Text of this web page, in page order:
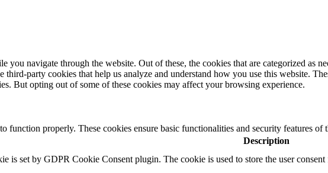
navigate through the website. Out of these, the cookies that are categorized as
party cookies that help us analyze and understand how you use this website.
But opting out of some of these cookies may affect your browsing experience.
function properly. These cookies ensure basic functionalities and security features of
Description
is set by GDPR Cookie Consent plugin. The cookie is used to store the user